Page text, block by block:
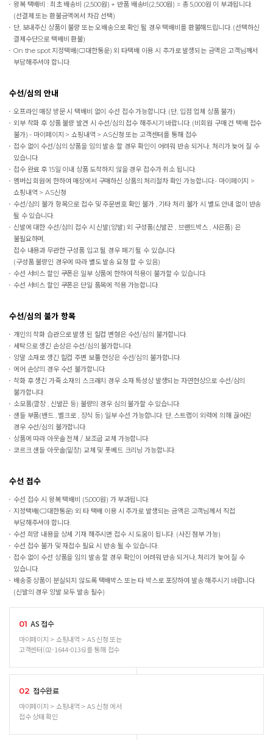
왕복 택배비 : 최초 배송비 (2,500원) + 반품 배송비(2,500원) = 총 5,000원 이 부과됩니다.
(선결제 또는 환불금액에서 차감 선택)
단, 보내주신 상품이 불량 또는 오배송으로 확인 될 경우 택배비를 환불해드립니다. (선택하신
결제수단으로 택배비 환불)
On the spot지정택배(CJ대한통운) 외 타택배 이용 시 추가로 발생되는 금액은 고객님께서
부담해주셔야 합니다.
수선/심의 안내
오프라인 매장 방문 시 택배비 없이 수선 접수 가능합니다. (단, 입점 업체 상품 불가)
외부 착화 후 상품 불량 발견 시 수선/심의 접수 해주시기 바랍니다. (비회원 구매 건 택배 접수
불가) - 마이페이지 > 쇼핑내역 > AS신청 또는 고객센터를 통해 접수
접수 없이 수선/심의 상품을 임의 발송 할 경우 확인이 어려워 반송 되거나, 처리가 늦어 질 수
있습니다.
접수 완료 후 15일 이내 상품 도착하지 않을 경우 접수가 취소 됩니다.
멤버십 회원에 한하여 매장에서 구매하신 상품의 처리절차 확인 가능합니다.- 마이페이지 >
쇼핑내역 > AS신청
수선/심의 불가 항목으로 접수 및 주문번호 확인 불가 , 기타 처리 불가 시 별도 안내 없이 반송
될 수 있습니다.
신발에 대한 수선/심의 접수 시 신발(양발) 외 구성품(신발끈 , 브랜드박스 , 사은품) 은
불필요하며,
접수 내용과 무관한 구성품 입고 될 경우 폐기 될 수 있습니다.
(구성품 불량인 경우에 따라 별도 발송 요청 할 수 있음)
수선 서비스 할인 쿠폰은 일부 상품에 한하여 적용이 불가할 수 있습니다.
수선 서비스 할인 쿠폰은 단일 품목에 적용 가능합니다.
수선/심의 불가 항목
개인의 착화 습관으로 발생 된 힐컵 변형은 수선/심의 불가합니다.
세탁으로 생긴 손상은 수선/심의 불가합니다.
양말 소재로 생긴 힐컵 주변 보풀 현상은 수선/심의 불가합니다.
에어 손상의 경우 수선 불가합니다.
착화 후 생긴 가죽 소재의 스크래치 경우 소재 특성상 발생되는 자연현상으로 수선/심의
불가합니다.
소모품(깔창 , 신발끈 등) 불량의 경우 심의 불가할 수 있습니다.
샌들 부품(밴드 , 벨크로 , 장식 등) 일부 수선 가능합니다. 단, 스트랩이 외력에 의해 끊어진
경우 수선/심의 불가합니다.
상품에 따라 아웃솔 전체 / 보조굽 교체 가능합니다.
코르크 샌들 아웃솔(밑창) 교체 및 풋베드 크리닝 가능합니다.
수선 접수
수선 접수 시 왕복 택배비 (5,000원) 가 부과됩니다.
지정택배(CJ대한통운) 외 타 택배 이용 시 추가로 발생되는 금액은 고객님께서 직접
부담해주셔야 합니다.
수선 희망 내용을 상세 기재 해주시면 접수 시 도움이 됩니다. (사진 첨부 가능)
수선 접수 불가 및 재접수 필요 시 반송 될 수 있습니다.
접수 없이 수선 상품을 임의 발송 할 경우 확인이 어려워 반송 되거나, 처리가 늦어 질 수
있습니다.
배송중 상품이 분실되지 않도록 택배박스 또는 타 박스로 포장하여 발송 해주시기 바랍니다.
(신발의 경우 양발 모두 발송 필수)
01 AS 접수
마이페이지 > 쇼핑내역 > AS 신청 또는
고객센터(02-1644-0136)를 통해 접수
02 접수완료
마이페이지 > 쇼핑내역 > AS 신청 에서
접수 상태 확인